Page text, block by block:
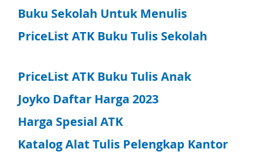
Buku Sekolah Untuk Menulis
PriceList ATK Buku Tulis Sekolah
PriceList ATK Buku Tulis Anak
Joyko Daftar Harga 2023
Harga Spesial ATK
Katalog Alat Tulis Pelengkap Kantor